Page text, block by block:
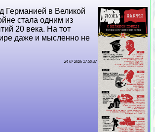
в Великой
стала одним из
20 века. На тот
даже и мысленно не
24 07 2026 17:50:37